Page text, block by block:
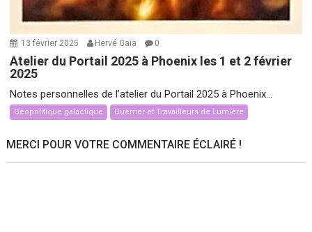
13 février 2025 Hervé Gaïa 0
Atelier du Portail 2025 à Phoenix les 1 et 2 février
2025
Notes personnelles de l’atelier du Portail 2025 à Phoenix...
Géopolitique galactique Guerrier et Travailleurs de Lumière
MERCI POUR VOTRE COMMENTAIRE ÉCLAIRÉ !